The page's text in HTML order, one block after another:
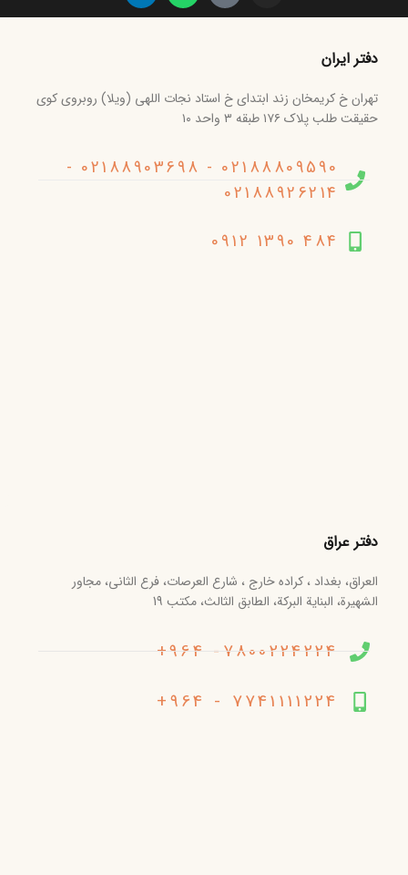
دفتر ایران
تهران خ کریمخان زند ابتدای خ استاد نجات اللهی (ویلا) روبروی کوی
حقیقت طلب پلاک ۱۷۶ طبقه ۳ واحد ۱۰
02188809590 - 02188903698 -
02188926214
484 1390 0912
دفتر عراق
العراق، بغداد ، کراده خارج ، شارع العرصات، فرع الثانی، مجاور
الشهیرة، البنایة البرکة، الطابق الثالث، مکتب 19
7800224224- 964+
7741111224 - 964+